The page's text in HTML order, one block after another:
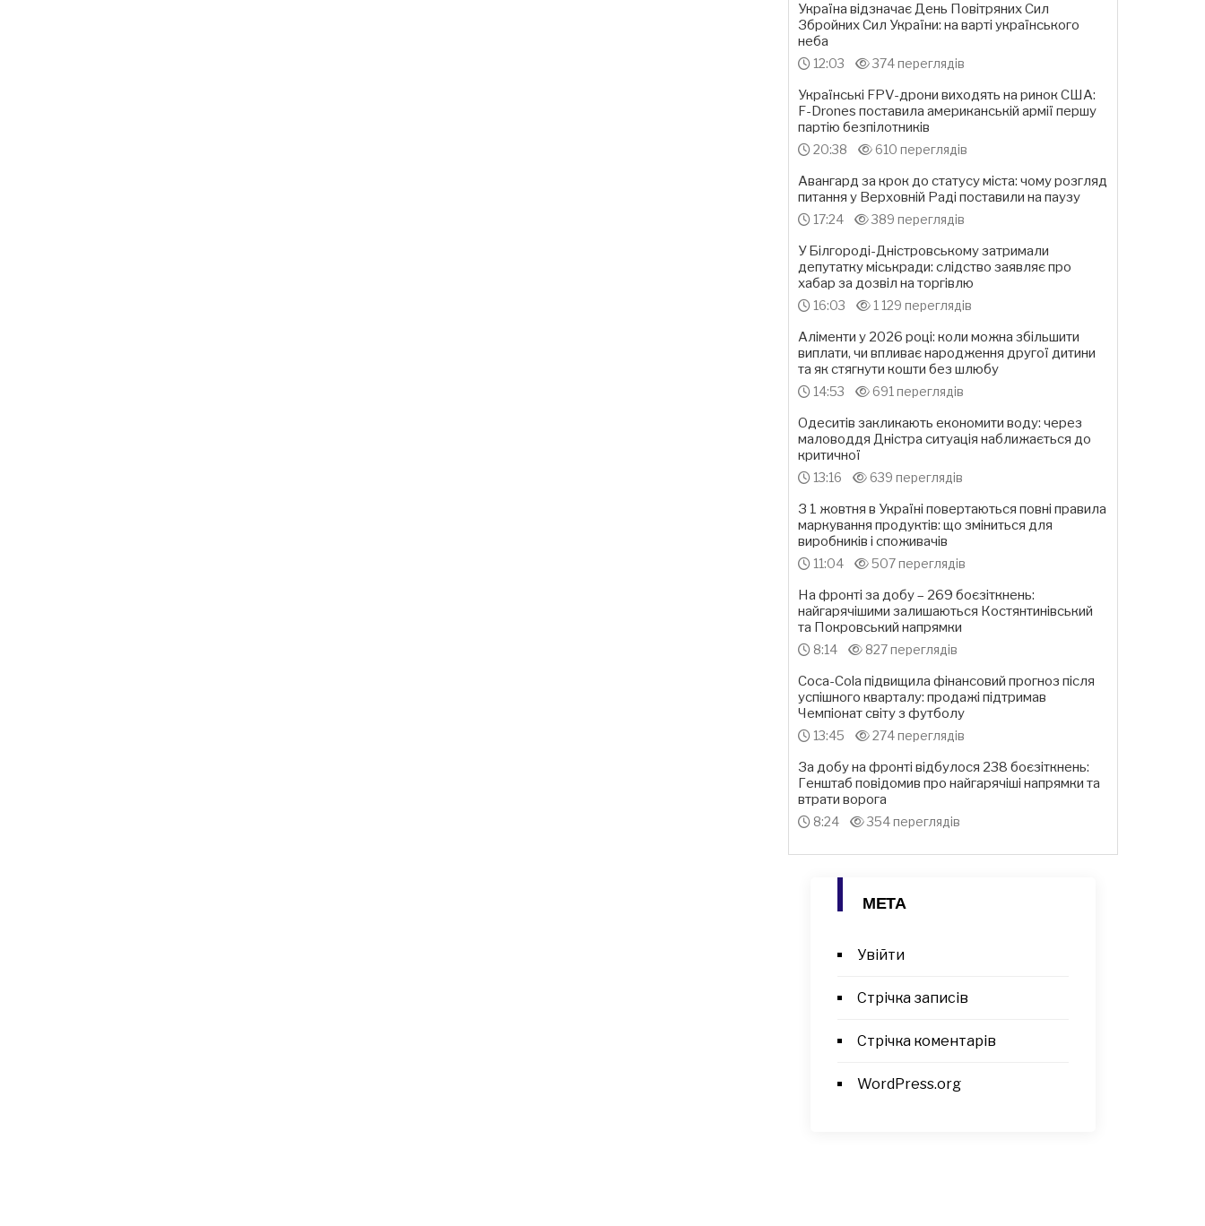
Україна відзначає День Повітряних Сил
Збройних Сил України: на варті українського
неба
12:03 374 переглядів
Українські FPV-дрони виходять на ринок США:
F-Drones поставила американській армії першу
партію безпілотників
20:38 610 переглядів
Авангард за крок до статусу міста: чому розгляд
питання у Верховній Раді поставили на паузу
17:24 389 переглядів
У Білгороді-Дністровському затримали
депутатку міськради: слідство заявляє про
хабар за дозвіл на торгівлю
16:03 1 129 переглядів
Аліменти у 2026 році: коли можна збільшити
виплати, чи впливає народження другої дитини
та як стягнути кошти без шлюбу
14:53 691 переглядів
Одеситів закликають економити воду: через
маловоддя Дністра ситуація наближається до
критичної
13:16 639 переглядів
З 1 жовтня в Україні повертаються повні правила
маркування продуктів: що зміниться для
виробників і споживачів
11:04 507 переглядів
На фронті за добу – 269 боєзіткнень:
найгарячішими залишаються Костянтинівський
та Покровський напрямки
8:14 827 переглядів
Coca-Cola підвищила фінансовий прогноз після
успішного кварталу: продажі підтримав
Чемпіонат світу з футболу
13:45 274 переглядів
За добу на фронті відбулося 238 боєзіткнень:
Генштаб повідомив про найгарячіші напрямки та
втрати ворога
8:24 354 переглядів
МЕТА
Увійти
Стрічка записів
Стрічка коментарів
WordPress.org